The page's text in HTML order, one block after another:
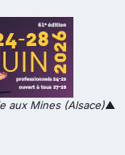
aux Mines (Alsace)▲